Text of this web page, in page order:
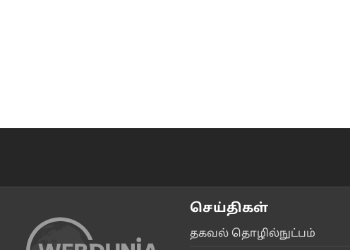
செய்திகள்
தகவ‌ல் தொ‌ழி‌ல்நு‌ட்ப‌ம்